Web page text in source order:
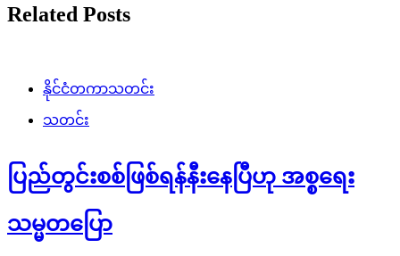
Related Posts
နိုင်ငံတကာသတင်း
သတင်း
ပြည်တွင်းစစ်ဖြစ်ရန်နီးနေပြီဟု အစ္စရေး
သမ္မတပြော